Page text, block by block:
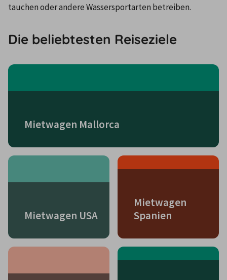
tauchen oder andere Wassersportarten betreiben.
Die beliebtesten Reiseziele
Mietwagen Mallorca
Mietwagen USA
Mietwagen
Spanien